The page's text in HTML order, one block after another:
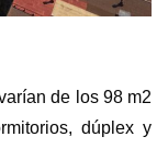
de los 98 m2
dúplex y